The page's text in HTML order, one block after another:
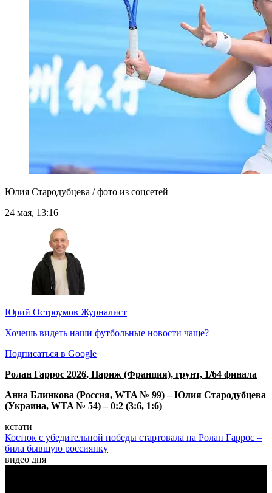
Юлия Стародубцева / фото из соцсетей
24 мая, 13:16
Юрий Остроумов Журналист
Хочешь видеть наши футбольные новости чаще?
Подписаться в Google
Ролан Гаррос 2026, Париж (Франция), грунт, 1/64 финала
Анна Блинкова (Россия, WTA № 99) – Юлия Стародубцева
(Украина, WTA № 54) – 0:2 (3:6, 1:6)
кстати
Костюк с убедительной победы стартовала на Ролан Гаррос –
била бывшую россиянку
видео дня